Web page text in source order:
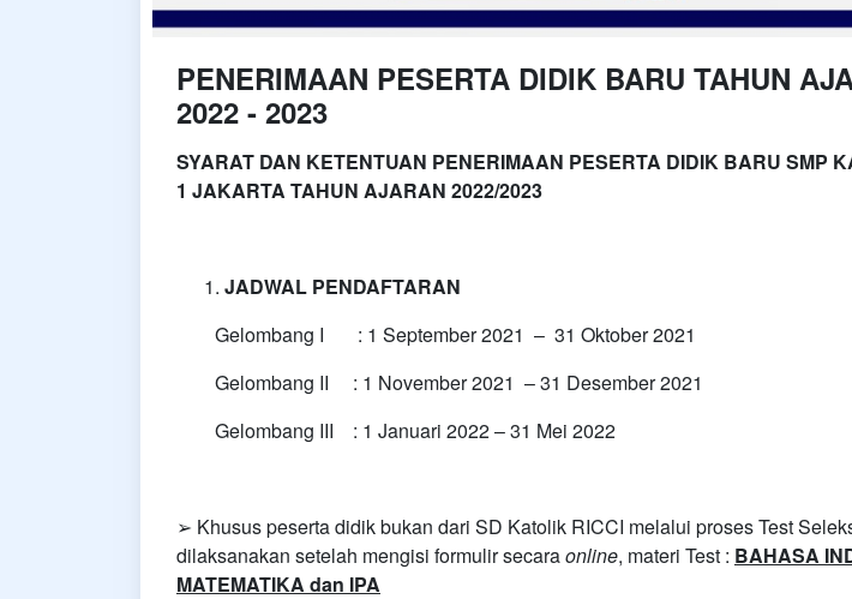
PENERIMAAN PESERTA DIDIK BARU TAHUN
2022 - 2023
SYARAT DAN KETENTUAN PENERIMAAN PESERTA DIDIK BARU SMP
1 JAKARTA TAHUN AJARAN 2022/2023
JADWAL PENDAFTARAN
Gelombang I : 1 September 2021 – 31 Oktober 2021
Gelombang II : 1 November 2021 – 31 Desember 2021
Gelombang III : 1 Januari 2022 – 31 Mei 2022
➢ Khusus peserta didik bukan dari SD Katolik RICCI melalui proses Test
dilaksanakan setelah mengisi formulir secaraonline, materi Test : BAHASA
MATEMATIKA dan IPA